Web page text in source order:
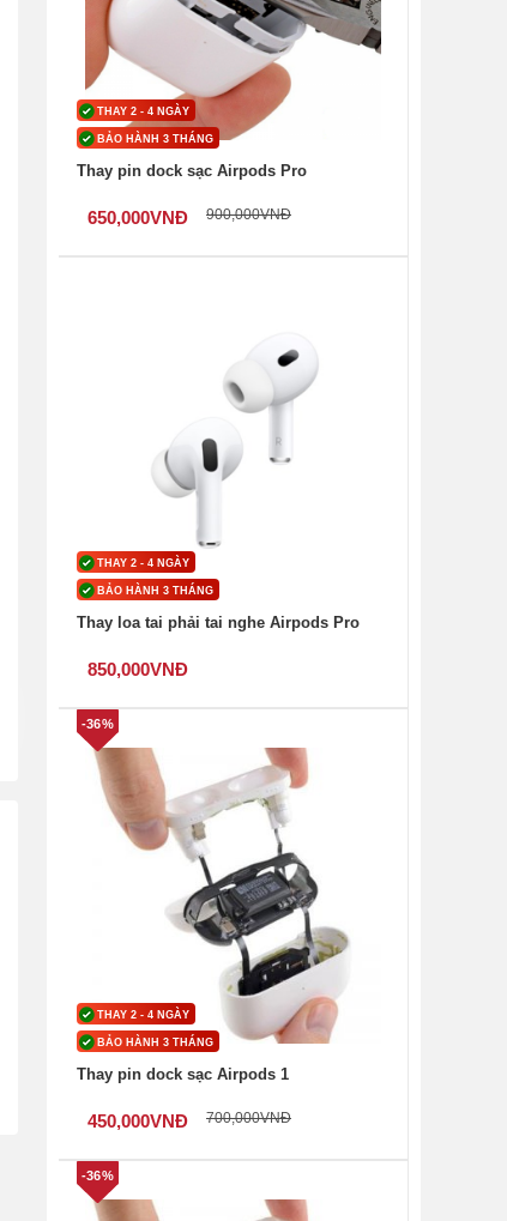
THAY 2 - 4 NGÀY
BẢO HÀNH 3 THÁNG
Thay pin dock sạc Airpods Pro
650,000VNĐ 900,000VNĐ
THAY 2 - 4 NGÀY
BẢO HÀNH 3 THÁNG
Thay loa tai phải tai nghe Airpods Pro
850,000VNĐ
THAY 2 - 4 NGÀY
BẢO HÀNH 3 THÁNG
-36%
Thay pin dock sạc Airpods 1
450,000VNĐ 700,000VNĐ
-36%